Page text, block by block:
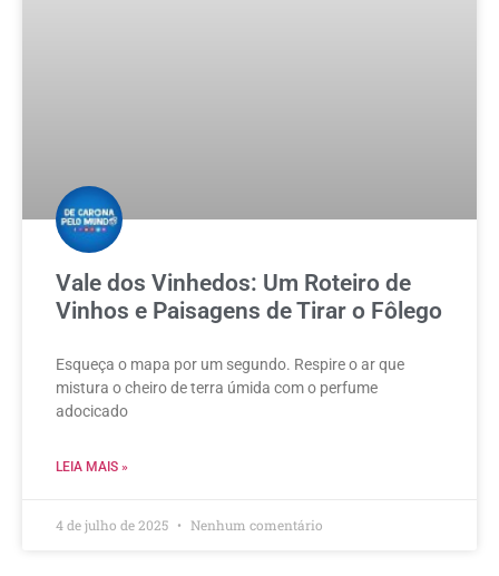
Vale dos Vinhedos: Um Roteiro de
Vinhos e Paisagens de Tirar o Fôlego
Esqueça o mapa por um segundo. Respire o ar que
mistura o cheiro de terra úmida com o perfume
adocicado
LEIA MAIS »
4 de julho de 2025 Nenhum comentário